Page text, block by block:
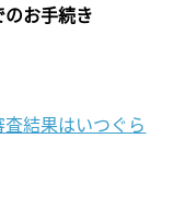
お手続き
査結果はいつぐら